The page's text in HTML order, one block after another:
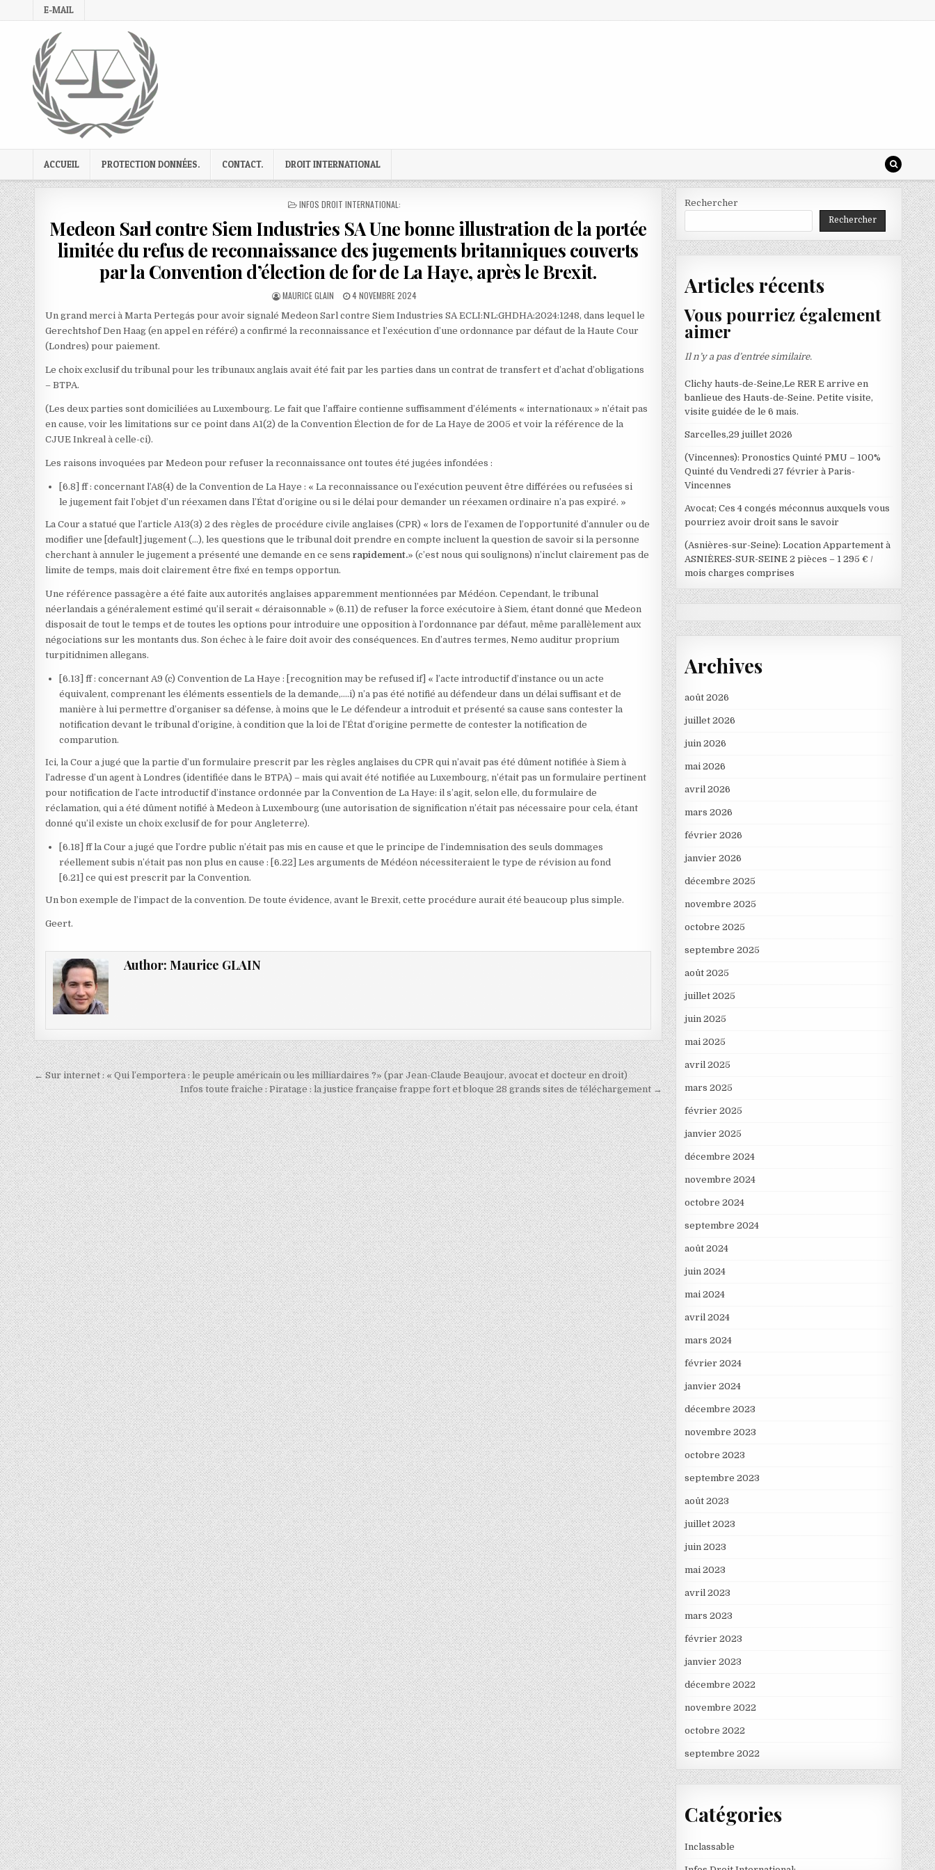
to
E-MAIL
ACCUEIL PROTECTION DONNÉES. CONTACT. DROIT INTERNATIONAL
POSTED
INFOS DROIT INTERNATIONAL:
Medeon Sarl contre Siem Industries SA Une bonne illustration de la portée
limitée du refus de reconnaissance des jugements britanniques couverts
par la Convention d’élection de for de La Haye, après le Brexit.
AUTHOR:
MAURICE GLAIN
PUBLISHED
4 NOVEMBRE 2024
Un grand merci à Marta Pertegás pour avoir signalé Medeon Sarl contre Siem Industries SA ECLI:NL:GHDHA:2024:1248, dans lequel le
Gerechtshof Den Haag (en appel en référé) a confirmé la reconnaissance et l’exécution d’une ordonnance par défaut de la Haute Cour
(Londres) pour paiement.
Le choix exclusif du tribunal pour les tribunaux anglais avait été fait par les parties dans un contrat de transfert et d’achat d’obligations
– ​​​​BTPA.
(Les deux parties sont domiciliées au Luxembourg. Le fait que l’affaire contienne suffisamment d’éléments « internationaux » n’était pas
en cause, voir les limitations sur ce point dans A1(2) de la Convention Élection de for de La Haye de 2005 et voir la référence de la
CJUE Inkreal à celle-ci).
Les raisons invoquées par Medeon pour refuser la reconnaissance ont toutes été jugées infondées :
[6.8] ff : concernant l’A8(4) de la Convention de La Haye : « La reconnaissance ou l’exécution peuvent être différées ou refusées si
le jugement fait l’objet d’un réexamen dans l’État d’origine ou si le délai pour demander un réexamen ordinaire n’a pas expiré. »
La Cour a statué que l’article A13(3) 2 des règles de procédure civile anglaises (CPR) « lors de l’examen de l’opportunité d’annuler ou de
modifier une [default] jugement (…), les questions que le tribunal doit prendre en compte incluent la question de savoir si la personne
cherchant à annuler le jugement a présenté une demande en ce sensrapidement.» (c’est nous qui soulignons) n’inclut clairement pas de
limite de temps, mais doit clairement être fixé en temps opportun.
Une référence passagère a été faite aux autorités anglaises apparemment mentionnées par Médéon. Cependant, le tribunal
néerlandais a généralement estimé qu’il serait « déraisonnable » (6.11) de refuser la force exécutoire à Siem, étant donné que Medeon
disposait de tout le temps et de toutes les options pour introduire une opposition à l’ordonnance par défaut, même parallèlement aux
négociations sur les montants dus. Son échec à le faire doit avoir des conséquences. En d’autres termes, Nemo auditur proprium
turpitidnimen allegans.
[6.13] ff : concernant A9 (c) Convention de La Haye : [recognition may be refused if] « l’acte introductif d’instance ou un acte
équivalent, comprenant les éléments essentiels de la demande,….i) n’a pas été notifié au défendeur dans un délai suffisant et de
manière à lui permettre d’organiser sa défense, à moins que le Le défendeur a introduit et présenté sa cause sans contester la
notification devant le tribunal d’origine, à condition que la loi de l’État d’origine permette de contester la notification de
comparution.
Ici, la Cour a jugé que la partie d’un formulaire prescrit par les règles anglaises du CPR qui n’avait pas été dûment notifiée à Siem à
l’adresse d’un agent à Londres (identifiée dans le BTPA) – mais qui avait été notifiée au Luxembourg, n’était pas un formulaire pertinent
pour notification de l’acte introductif d’instance ordonnée par la Convention de La Haye: il s’agit, selon elle, du formulaire de
réclamation, qui a été dûment notifié à Medeon à Luxembourg (une autorisation de signification n’était pas nécessaire pour cela, étant
donné qu’il existe un choix exclusif de for pour Angleterre).
[6.18] ff la Cour a jugé que l’ordre public n’était pas mis en cause et que le principe de l’indemnisation des seuls dommages
réellement subis n’était pas non plus en cause : [6.22] Les arguments de Médéon nécessiteraient le type de révision au fond
[6.21] ce qui est prescrit par la Convention.
Un bon exemple de l’impact de la convention. De toute évidence, avant le Brexit, cette procédure aurait été beaucoup plus simple.
Geert.
Author: Maurice GLAIN
Navigation
de
l’article
← Sur internet : « Qui l’emportera : le peuple américain ou les milliardaires ?» (par Jean-Claude Beaujour, avocat et docteur en droit)
Infos toute fraiche : Piratage : la justice française frappe fort et bloque 28 grands sites de téléchargement →
Rechercher
Rechercher
Articles récents
Vous pourriez également
aimer
Il n’y a pas d’entrée similaire.
Clichy hauts-de-Seine,Le RER E arrive en
banlieue des Hauts-de-Seine. Petite visite,
visite guidée de le 6 mais.
Sarcelles,29 juillet 2026
(Vincennes): Pronostics Quinté PMU – 100%
Quinté du Vendredi 27 février à Paris-
Vincennes
Avocat; Ces 4 congés méconnus auxquels vous
pourriez avoir droit sans le savoir
(Asnières-sur-Seine): Location Appartement à
ASNIÈRES-SUR-SEINE 2 pièces – 1 295 € /
mois charges comprises
Archives
août 2026
juillet 2026
juin 2026
mai 2026
avril 2026
mars 2026
février 2026
janvier 2026
décembre 2025
novembre 2025
octobre 2025
septembre 2025
août 2025
juillet 2025
juin 2025
mai 2025
avril 2025
mars 2025
février 2025
janvier 2025
décembre 2024
novembre 2024
octobre 2024
septembre 2024
août 2024
juin 2024
mai 2024
avril 2024
mars 2024
février 2024
janvier 2024
décembre 2023
novembre 2023
octobre 2023
septembre 2023
août 2023
juillet 2023
juin 2023
mai 2023
avril 2023
mars 2023
février 2023
janvier 2023
décembre 2022
novembre 2022
octobre 2022
septembre 2022
Catégories
Inclassable